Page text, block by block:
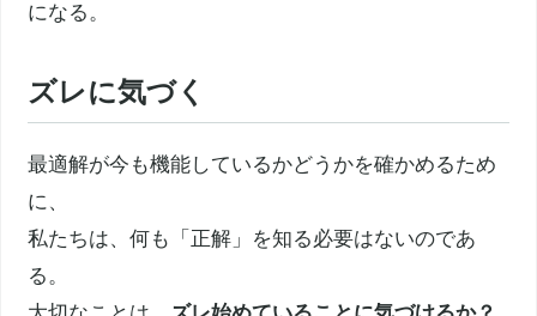
になる。
ズレに気づく
最適解が今も機能しているかどうかを確かめるため
に、
私たちは、何も「正解」を知る必要はないのであ
る。